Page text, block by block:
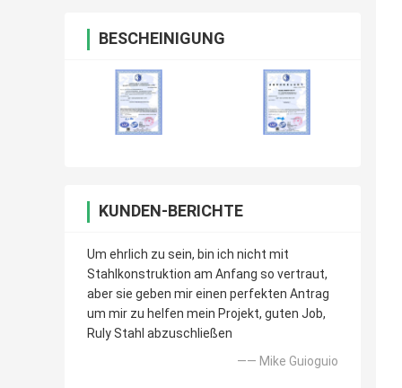
BESCHEINIGUNG
KUNDEN-BERICHTE
Um ehrlich zu sein, bin ich nicht mit
Stahlkonstruktion am Anfang so vertraut,
aber sie geben mir einen perfekten Antrag
um mir zu helfen mein Projekt, guten Job,
Ruly Stahl abzuschließen
—— Mike Guioguio